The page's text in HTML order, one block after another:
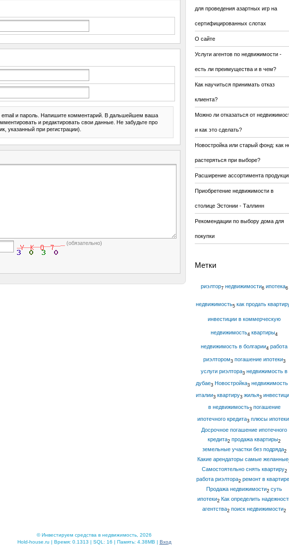
email и пароль. Напишите комментарий. В дальшейшем ваша
и редактировать свои данные. Не забудьте про
указанный при регистрации).
(обязательно)
для проведения азартных игр на
сертифицированных слотах
О сайте
Услуги агентов по недвижимости -
есть ли преимущества и в чем?
Как научиться принимать отказ
клиента?
Можно ли отказаться от
и как это сделать?
Новостройка или старый фонд: как
растеряться при выборе?
Расширение ассортимента
Приобретение недвижимости в
столице Эстонии - Таллинн
Рекомендации по выбору дома для
покупки
Метки
риэлтор7 недвижимости6 ипотека6
недвижимость5 как продать
инвестиции в коммерческую
недвижимость4 квартиры4
недвижимость в болгарии4 работа
риэлтором3 погашение ипотеки3
услуги риэлтора3 недвижимость в
дубае3 Новостройка3 недвижимость
италии3 квартиру3 жилья3
в недвижимость3 погашение
ипотечного кредита3 плюсы ипотеки
Досрочное погашение ипотечного
кредита2 продажа квартиры2
земельные участки без подряда2
Какие арендаторы самые желанные
Самостоятельно снять квартиру2
работа риэлтора2 ремонт в квартире
Продажа недвижимости2 суть
ипотеки2 Как определить
агентства2 поиск недвижимости2
© Инвестируем средства в недвижимость, 2026
Hold-house.ru | Время: 0.1313 | SQL: 16 | Память: 4.38MB | Вход